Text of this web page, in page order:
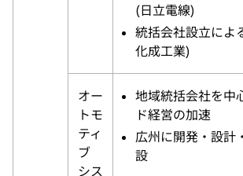
(日立電線)
統括会社設立によ
化成工業)
オー
トモ
ティ
ブ
シス
地域統括会社を中
ド経営の加速
広州に開発・設計
設